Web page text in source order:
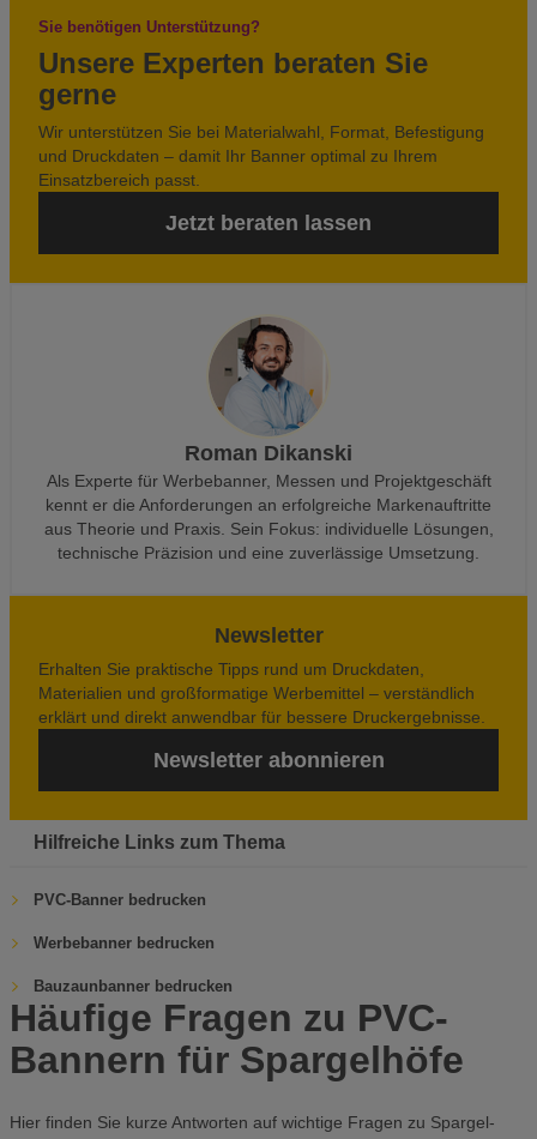
Sie benötigen Unterstützung?
Unsere Experten beraten Sie
gerne
Wir unterstützen Sie bei Materialwahl, Format, Befestigung
und Druckdaten – damit Ihr Banner optimal zu Ihrem
Einsatzbereich passt.
Jetzt beraten lassen
Roman Dikanski
Als Experte für Werbebanner, Messen und Projektgeschäft
kennt er die Anforderungen an erfolgreiche Markenauftritte
aus Theorie und Praxis. Sein Fokus: individuelle Lösungen,
technische Präzision und eine zuverlässige Umsetzung.
Newsletter
Erhalten Sie praktische Tipps rund um Druckdaten,
Materialien und großformatige Werbemittel – verständlich
erklärt und direkt anwendbar für bessere Druckergebnisse.
Newsletter abonnieren
Hilfreiche Links zum Thema
PVC-Banner bedrucken
Werbebanner bedrucken
Bauzaunbanner bedrucken
Häufige Fragen zu PVC-
Bannern für Spargelhöfe
Hier finden Sie kurze Antworten auf wichtige Fragen zu Spargel-